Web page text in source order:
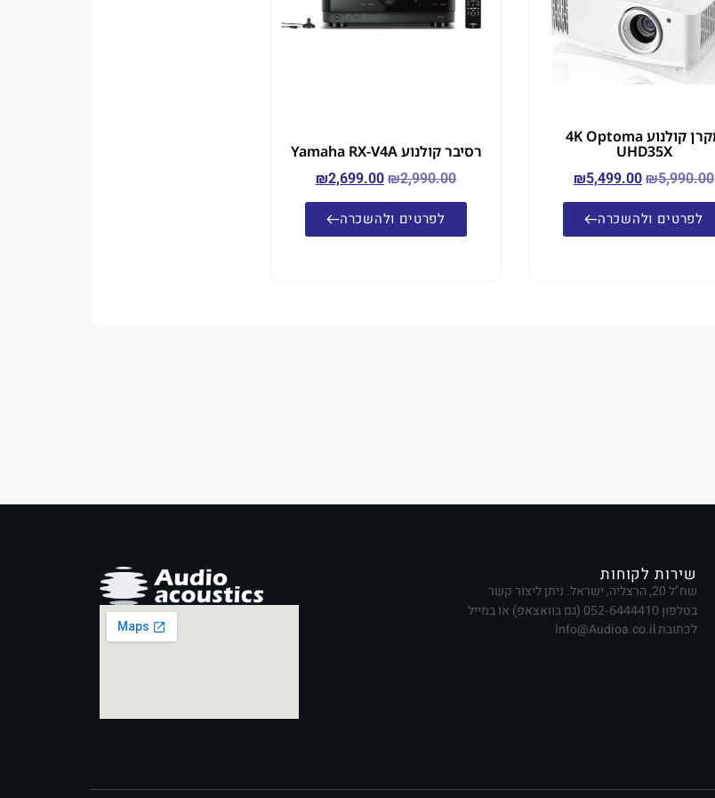
מקרן קולנוע 4K Optoma
UHD35X
₪5,990.00
₪5,499.00
לפרטים ולהשכרה
רסיבר קולנוע Yamaha RX-V4A
₪2,990.00
₪2,699.00
לפרטים ולהשכרה
שירות לקוחות
שח"ל 20, הרצליה, ישראל. ניתן ליצור קשר
בטלפון 052-6444410 (גם בוואצאפ) או במייל
לכתובת Info@Audioa.co.il